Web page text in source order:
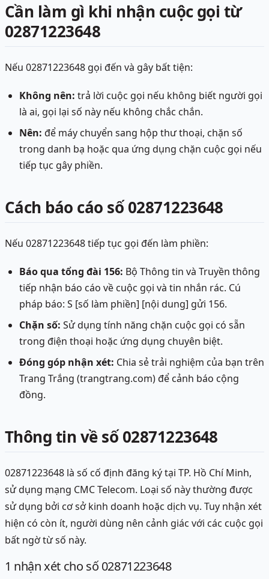
Cần làm gì khi nhận cuộc gọi từ
02871223648
Nếu 02871223648 gọi đến và gây bất tiện:
Không nên: trả lời cuộc gọi nếu không biết người gọi
là ai, gọi lại số này nếu không chắc chắn.
Nên: để máy chuyển sang hộp thư thoại, chặn số
trong danh bạ hoặc qua ứng dụng chặn cuộc gọi nếu
tiếp tục gây phiền.
Cách báo cáo số 02871223648
Nếu 02871223648 tiếp tục gọi đến làm phiền:
Báo qua tổng đài 156: Bộ Thông tin và Truyền thông
tiếp nhận báo cáo về cuộc gọi và tin nhắn rác. Cú
pháp báo: S [số làm phiền] [nội dung] gửi 156.
Chặn số: Sử dụng tính năng chặn cuộc gọi có sẵn
trong điện thoại hoặc ứng dụng chuyên biệt.
Đóng góp nhận xét: Chia sẻ trải nghiệm của bạn trên
Trang Trắng (trangtrang.com) để cảnh báo cộng
đồng.
Thông tin về số 02871223648
02871223648 là số cố định đăng ký tại TP. Hồ Chí Minh,
sử dụng mạng CMC Telecom. Loại số này thường được
sử dụng bởi cơ sở kinh doanh hoặc dịch vụ. Tuy nhận xét
hiện có còn ít, người dùng nên cảnh giác với các cuộc gọi
bất ngờ từ số này.
1 nhận xét cho số 02871223648